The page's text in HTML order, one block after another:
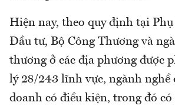
Hiện nay, theo quy định tại
Đầu tư, Bộ Công Thương và
thương ở các địa phương được
lý 28/243 lĩnh vực, ngành nghề
doanh có điều kiện, trong đó có